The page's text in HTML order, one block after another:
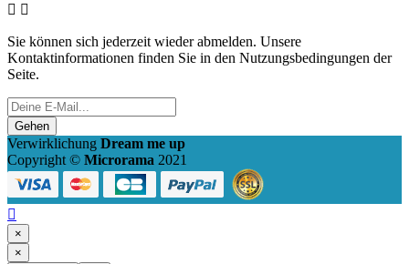
 
Sie können sich jederzeit wieder abmelden. Unsere
Kontaktinformationen finden Sie in den Nutzungsbedingungen der
Seite.
Gehen
Verwirklichung Dream me up
Copyright © Microrama 2021

×
×